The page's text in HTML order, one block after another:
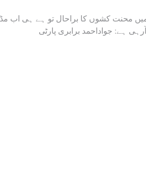
محنت کشوں کا براحال تو ہے ہی اب
ہے: جواداحمد برابری پارٹی